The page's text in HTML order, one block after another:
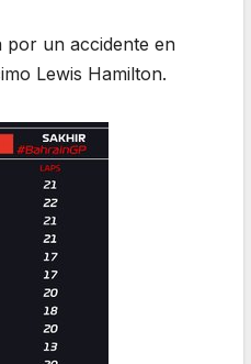
por un accidente en
Lewis Hamilton.